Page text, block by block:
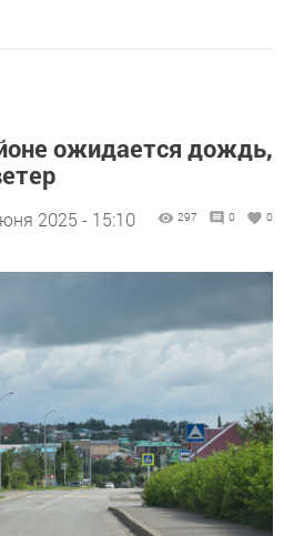
ожидается дождь,
2025 - 15:10 297 0 0